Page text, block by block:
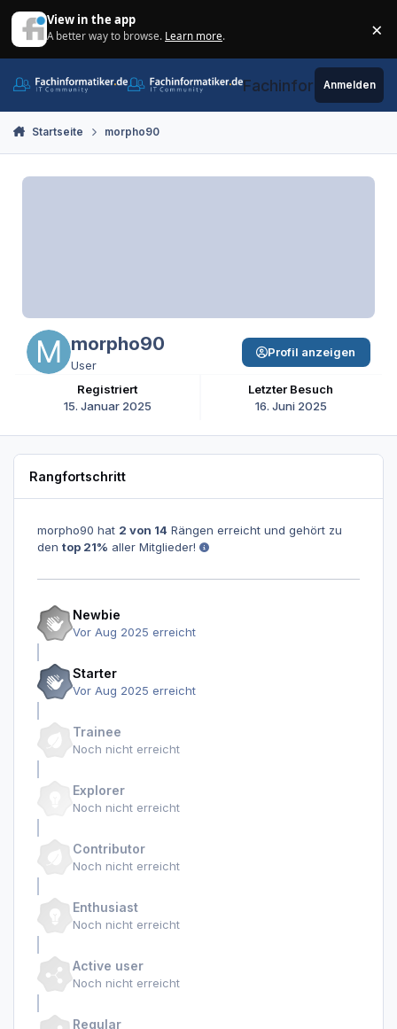
View in the app
A better way to browse. Learn more. ×
Fachinformatiker.de
Anmelden
Startseite morpho90
morpho90
User
Registriert
15. Januar 2025
Letzter Besuch
16. Juni 2025
Profil anzeigen
Rangfortschritt
morpho90 hat 2 von 14 Rängen erreicht und gehört zu
den top 21% aller Mitglieder!
Newbie
Vor Aug 2025 erreicht
Starter
Vor Aug 2025 erreicht
Trainee
Noch nicht erreicht
Explorer
Noch nicht erreicht
Contributor
Noch nicht erreicht
Enthusiast
Noch nicht erreicht
Active user
Noch nicht erreicht
Regular